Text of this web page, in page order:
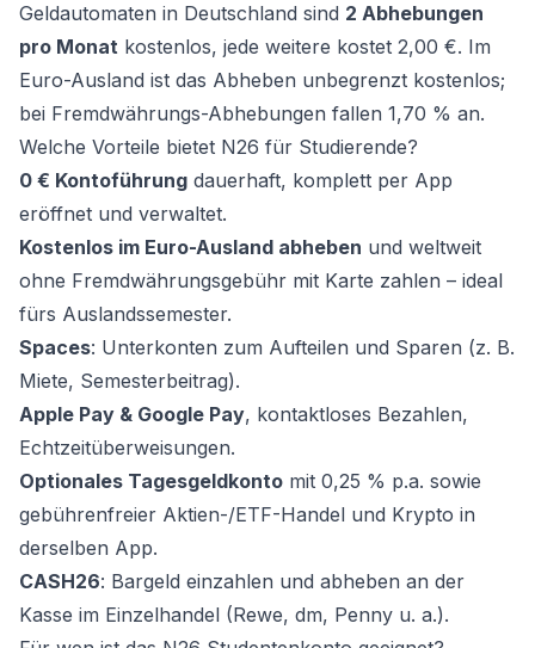
Geldautomaten in Deutschland sind 2 Abhebungen
pro Monat kostenlos, jede weitere kostet 2,00 €. Im
Euro-Ausland ist das Abheben unbegrenzt kostenlos;
bei Fremdwährungs-Abhebungen fallen 1,70 % an.
Welche Vorteile bietet N26 für Studierende?
0 € Kontoführung dauerhaft, komplett per App
eröffnet und verwaltet.
Kostenlos im Euro-Ausland abheben und weltweit
ohne Fremdwährungsgebühr mit Karte zahlen – ideal
fürs Auslandssemester.
Spaces: Unterkonten zum Aufteilen und Sparen (z. B.
Miete, Semesterbeitrag).
Apple Pay & Google Pay, kontaktloses Bezahlen,
Echtzeitüberweisungen.
Optionales Tagesgeldkonto mit 0,25 % p.a. sowie
gebührenfreier Aktien-/ETF-Handel und Krypto in
derselben App.
CASH26: Bargeld einzahlen und abheben an der
Kasse im Einzelhandel (Rewe, dm, Penny u. a.).